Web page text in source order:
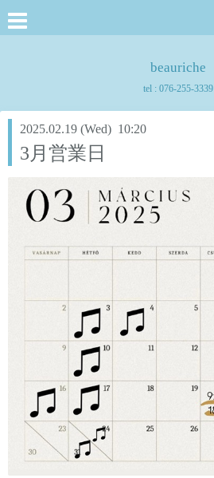
beauriche
tel : 076-255-3339
2025.02.19 (Wed) 10:20
3月営業日